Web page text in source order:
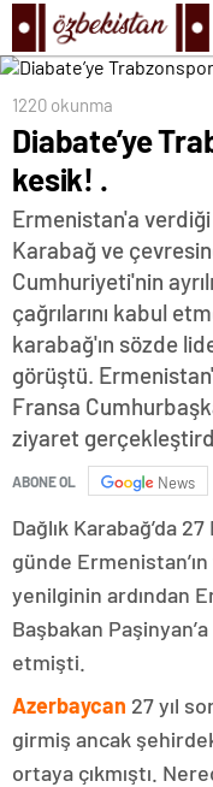
1220 okunma
Diabate’ye
kesik! .
Ermenistan'a verdiği
Karabağ ve
Cumhuriyeti'nin
çağrılarını kabul
karabağ'ın sözde
görüştü.
Fransa
ziyaret
ABONE OL News
Dağlık Karabağ’da
günde
yenilginin ardından
Başbakan
etmişti.
Azerbaycan 27 yıl
girmiş ancak
ortaya çıkmıştı.